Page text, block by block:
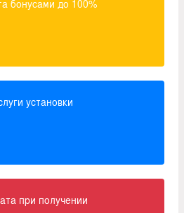
бонусами до 100%
установки
при получении